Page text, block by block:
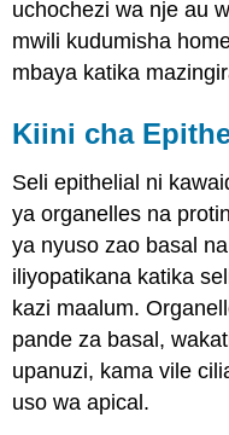
uchochezi wa nje au
mwili kudumisha
mbaya katika
Kiini cha
Seli epithelial ni
ya organelles na
ya nyuso zao basal
iliyopatikana katika
kazi maalum.
pande za basal,
upanuzi, kama vile
uso wa apical.